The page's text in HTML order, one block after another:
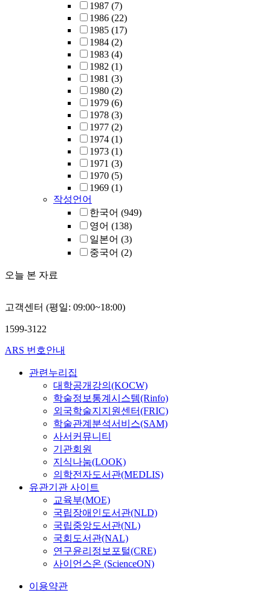
1987 (7)
1986 (22)
1985 (17)
1984 (2)
1983 (4)
1982 (1)
1981 (3)
1980 (2)
1979 (6)
1978 (3)
1977 (2)
1974 (1)
1973 (1)
1971 (3)
1970 (5)
1969 (1)
작성언어
한국어 (949)
영어 (138)
일본어 (3)
중국어 (2)
오늘 본 자료
고객센터 (평일: 09:00~18:00)
1599-3122
ARS 번호안내
관련누리집
대학공개강의(KOCW)
학술정보통계시스템(Rinfo)
외국학술지지원센터(FRIC)
학술관계분석서비스(SAM)
사서커뮤니티
기관회원
지식나눔(LOOK)
의학전자도서관(MEDLIS)
유관기관 사이트
교육부(MOE)
국립장애인도서관(NLD)
국립중앙도서관(NL)
국회도서관(NAL)
연구윤리정보포털(CRE)
사이언스온 (ScienceON)
이용약관